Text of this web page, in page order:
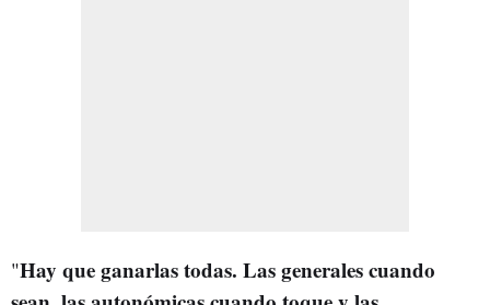
"Hay que ganarlas todas. Las generales cuando